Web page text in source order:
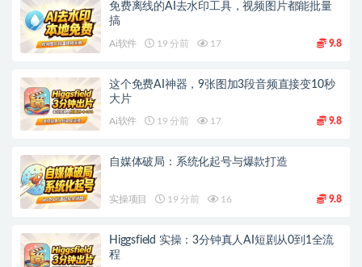
免费离线的AI去水印工具，视频图片都能批量
搞
Ai软件 19 分前 17 9.8
这个免费AI神器，9张图加3段音频直接变10秒
大片
Ai软件 19 分前 17 9.8
自媒体破局：系统化起号与爆款打造
实操项目 19 分前 16 9.8
Higgsfield 实操：3分钟真人AI短剧从0到1全流
程